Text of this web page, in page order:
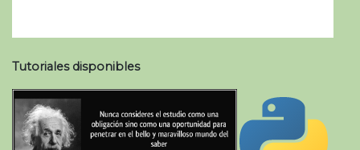
Tutoriales disponibles